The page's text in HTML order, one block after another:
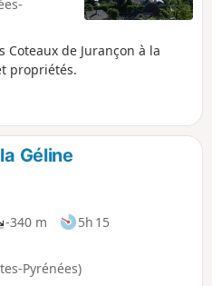
Coteaux de Jurançon à la
propriétés.
Géline
-340 m
5h 15
Pyrénées)